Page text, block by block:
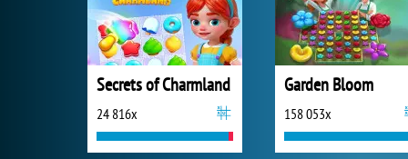
Secrets of Charmland
24 816x
Garden Bloom
158 053x